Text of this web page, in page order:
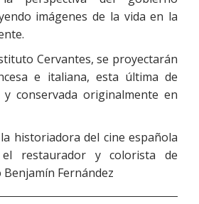
imágenes de la vida en la
Cervantes, se proyectarán
e italiana, esta última de
conservada originalmente en
historiadora del cine española
restaurador y colorista de
Fernández